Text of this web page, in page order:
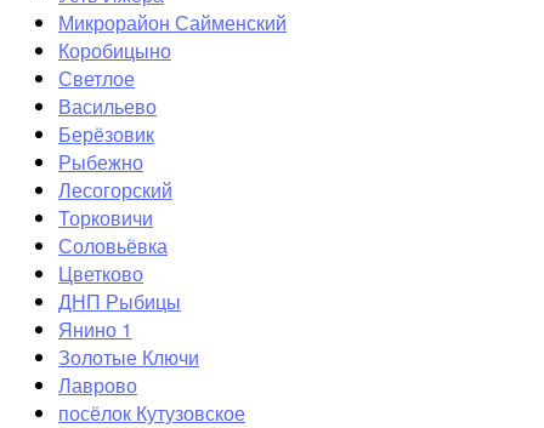
Микрорайон Сайменский
Коробицыно
Светлое
Васильево
Берёзовик
Рыбежно
Лесогорский
Торковичи
Соловьёвка
Цветково
ДНП Рыбицы
Янино 1
Золотые Ключи
Лаврово
посёлок Кутузовское